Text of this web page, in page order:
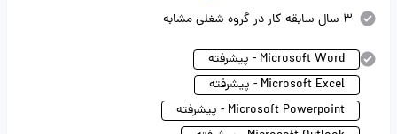
3 سال سابقه کار در گروه شغلی مشابه
Microsoft Word - پیشرفته
Microsoft Excel - پیشرفته
Microsoft Powerpoint - پیشرفته